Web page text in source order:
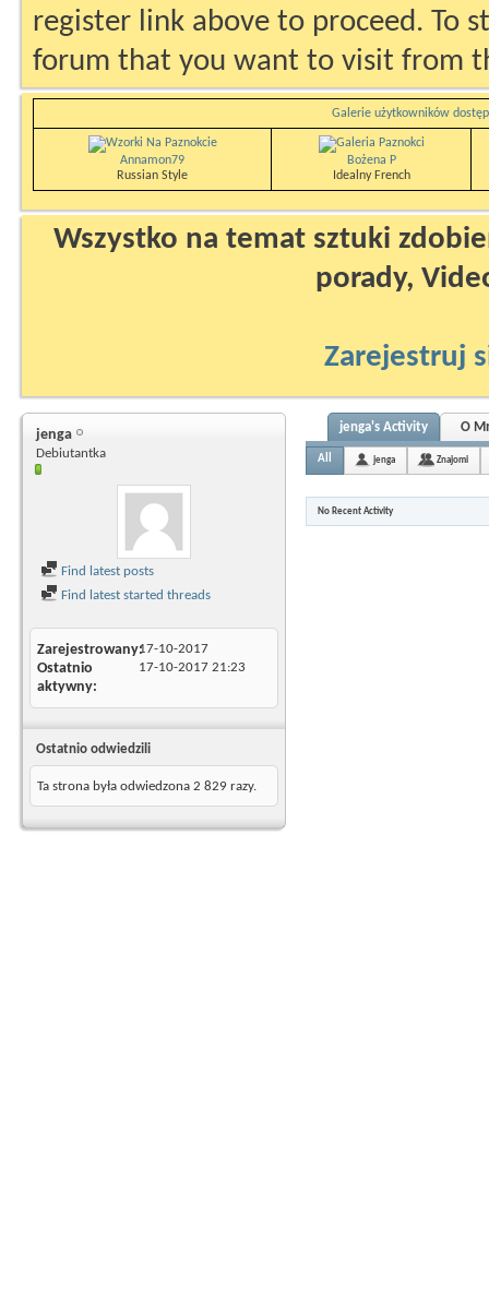
register link above to proceed. To
forum that you want to visit from
Galerie użytkowników
Annamon79
Russian Style
Bożena P
Idealny French
Wszystko na temat sztuki
porady,
Zarejestruj
jenga
Debiutantka
Find latest posts
Find latest started threads
Zarejestrowany17-10-2017
Ostatnio
aktywny
17-10-2017 21:23
Ostatnio odwiedzili
Ta strona była odwiedzona 2 829 razy.
jenga's Activity O
All jenga Znajomi
No Recent Activity